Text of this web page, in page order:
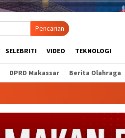
Pencarian
SELEBRITI VIDEO TEKNOLOGI
DPRD Makassar Berita Olahraga